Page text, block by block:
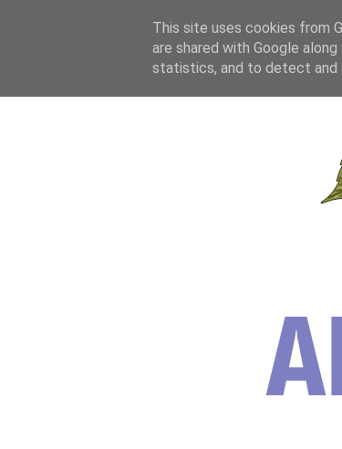
This site uses cookies from
are shared with Google
statistics, and to detect and